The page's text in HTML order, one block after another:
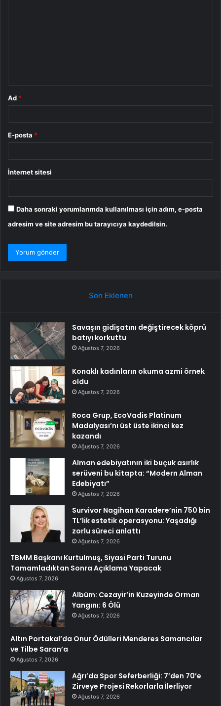
Ad *
E-posta *
İnternet sitesi
Daha sonraki yorumlarımda kullanılması için adım, e-posta
adresim ve site adresim bu tarayıcıya kaydedilsin.
Son Eklenen
Savaşın gidişatını değiştirecek köprü
batıyı korkuttu
Ağustos 7, 2026
Konaklı kadınların okuma azmi örnek
oldu
Ağustos 7, 2026
Roca Grup, EcoVadis Platinum
Madalyası’nı üst üste ikinci kez
kazandı
Ağustos 7, 2026
Alman edebiyatının iki buçuk asırlık
serüveni bu kitapta: “Modern Alman
Edebiyatı”
Ağustos 7, 2026
Survivor Nagihan Karadere’nin 750 bin
TL’lik estetik operasyonu: Yaşadığı
zorlu süreci anlattı
Ağustos 7, 2026
TBMM Başkanı Kurtulmuş, Siyasi Parti Turunu
Tamamladıktan Sonra Açıklama Yapacak
Ağustos 7, 2026
Albüm: Cezayir’in Kuzeyinde Orman
Yangını: 6 Ölü
Ağustos 7, 2026
Altın Portakal’da Onur Ödülleri Menderes Samancılar
ve Tilbe Saran’a
Ağustos 7, 2026
Ağrı’da Spor Seferberliği: 7’den 70’e
Zirveye Projesi Rekorlarla İlerliyor
Ağustos 7, 2026